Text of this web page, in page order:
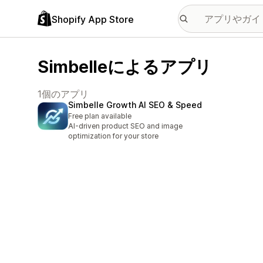
Shopify App Store
Simbelleによるアプリ
1個のアプリ
Simbelle Growth AI SEO & Speed
Free plan available
AI-driven product SEO and image
optimization for your store